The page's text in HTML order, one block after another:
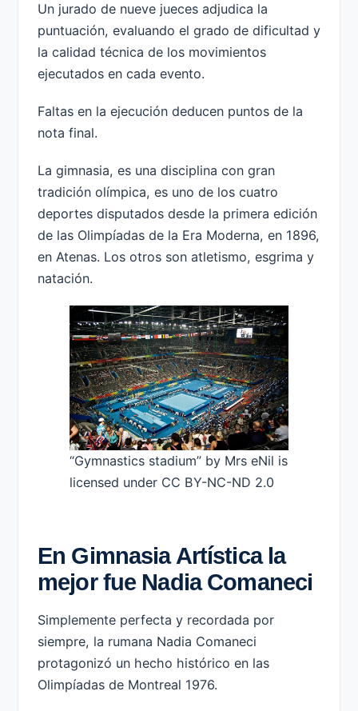
Un jurado de nueve jueces adjudica la
puntuación, evaluando el grado de dificultad y
la calidad técnica de los movimientos
ejecutados en cada evento.
Faltas en la ejecución deducen puntos de la
nota final.
La gimnasia, es una disciplina con gran
tradición olímpica, es uno de los cuatro
deportes disputados desde la primera edición
de las Olimpíadas de la Era Moderna, en 1896,
en Atenas. Los otros son atletismo, esgrima y
natación.
“Gymnastics stadium” by Mrs eNil is
licensed under CC BY-NC-ND 2.0
En Gimnasia Artística la
mejor fue Nadia Comaneci
Simplemente perfecta y recordada por
siempre, la rumana Nadia Comaneci
protagonizó un hecho histórico en las
Olimpíadas de Montreal 1976.